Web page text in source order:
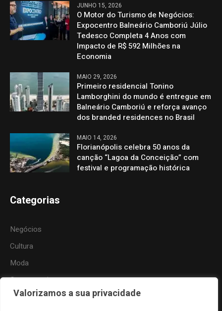
Valorizamos a sua privacidade
JUNHO 15, 2026
O Motor do Turismo de Negócios:
Expocentro Balneário Camboriú Júlio
Tedesco Completa 4 Anos com
Impacto de R$ 592 Milhões na
Economia
MAIO 29, 2026
Primeiro residencial Tonino
Lamborghini do mundo é entregue em
Balneário Camboriú e reforça avanço
dos branded residences no Brasil
MAIO 14, 2026
Florianópolis celebra 50 anos da
canção “Lagoa da Conceição” com
festival e programação histórica
Categorias
Negócios
Cultura
Moda
Gastronomia
Tecnologia